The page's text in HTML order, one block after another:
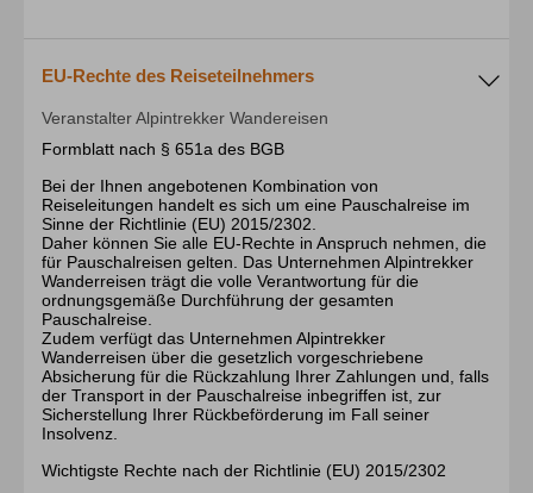
EU-Rechte des Reiseteilnehmers
Veranstalter Alpintrekker Wandereisen
Formblatt nach § 651a des BGB
Bei der Ihnen angebotenen Kombination von
Reiseleitungen handelt es sich um eine Pauschalreise im
Sinne der Richtlinie (EU) 2015/2302.
Daher können Sie alle EU-Rechte in Anspruch nehmen, die
für Pauschalreisen gelten. Das Unternehmen Alpintrekker
Wanderreisen trägt die volle Verantwortung für die
ordnungsgemäße Durchführung der gesamten
Pauschalreise.
Zudem verfügt das Unternehmen Alpintrekker
Wanderreisen über die gesetzlich vorgeschriebene
Absicherung für die Rückzahlung Ihrer Zahlungen und, falls
der Transport in der Pauschalreise inbegriffen ist, zur
Sicherstellung Ihrer Rückbeförderung im Fall seiner
Insolvenz.
Wichtigste Rechte nach der Richtlinie (EU) 2015/2302